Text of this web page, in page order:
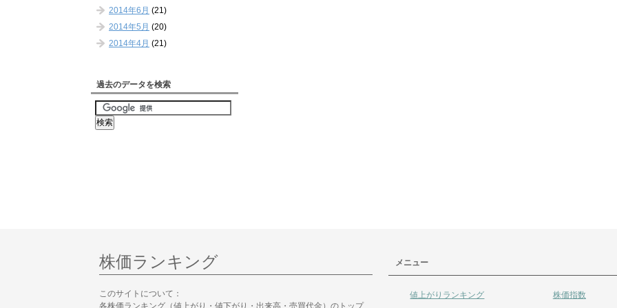
2014年6月 (21)
2014年5月 (20)
2014年4月 (21)
過去のデータを検索
株価ランキング
このサイトについて：
各株価ランキング（値上がり・値下がり・出来高・売買代金）のトップ
メニュー
値上がりランキング
株価指数